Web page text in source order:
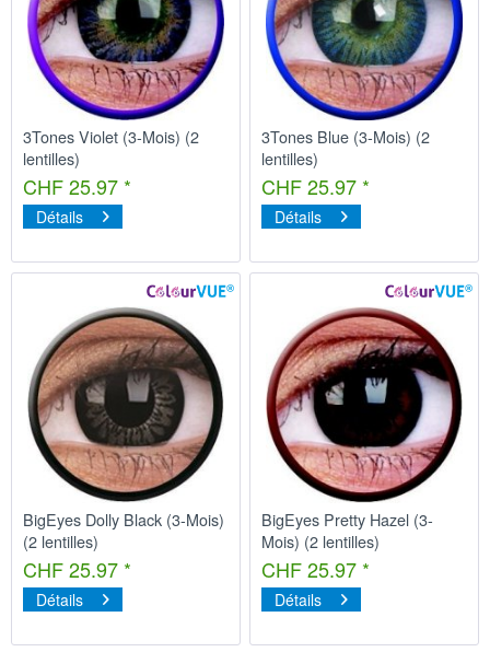
3Tones Violet (3-Mois) (2
lentilles)
CHF 25.97 *
Détails
3Tones Blue (3-Mois) (2
lentilles)
CHF 25.97 *
Détails
BigEyes Dolly Black (3-Mois)
(2 lentilles)
CHF 25.97 *
Détails
BigEyes Pretty Hazel (3-
Mois) (2 lentilles)
CHF 25.97 *
Détails